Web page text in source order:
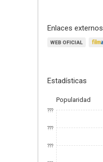
Enlaces externos
Estadísticas
Popularidad
???
???
???